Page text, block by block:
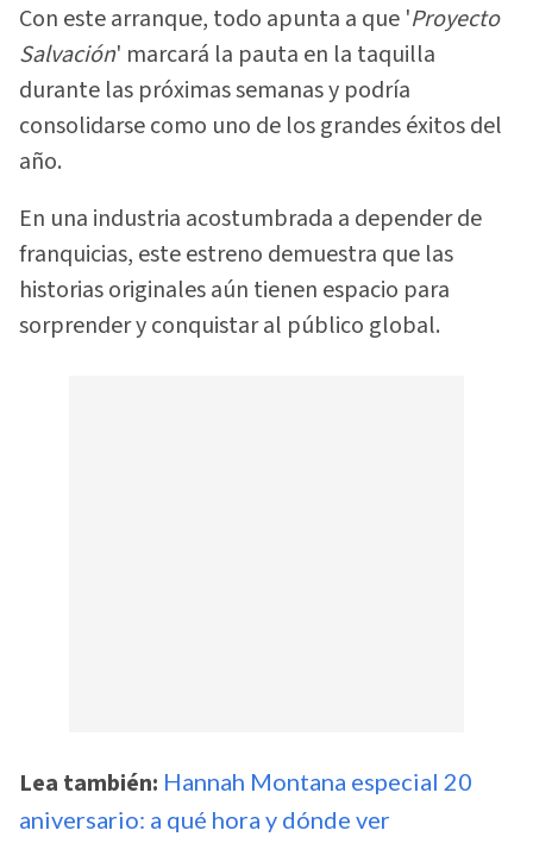
Con este arranque, todo apunta a que 'Proyecto
Salvación' marcará la pauta en la taquilla
durante las próximas semanas y podría
consolidarse como uno de los grandes éxitos del
año.
En una industria acostumbrada a depender de
franquicias, este estreno demuestra que las
historias originales aún tienen espacio para
sorprender y conquistar al público global.
Lea también: Hannah Montana especial 20
aniversario: a qué hora y dónde ver